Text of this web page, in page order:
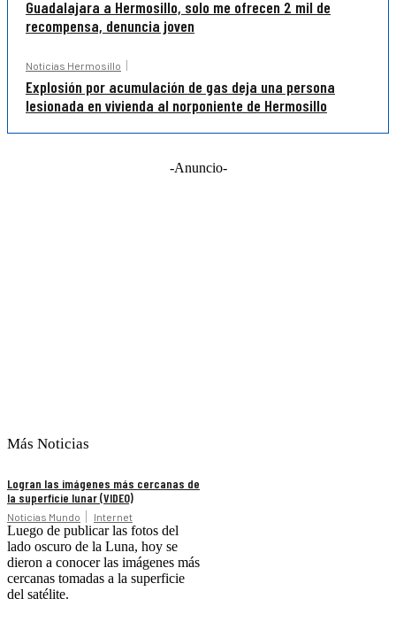
Guadalajara a Hermosillo, solo me ofrecen 2 mil de
recompensa, denuncia joven
Noticias Hermosillo
Explosión por acumulación de gas deja una persona
lesionada en vivienda al norponiente de Hermosillo
-Anuncio-
Más Noticias
Logran las imágenes más cercanas de
la superficie lunar (VIDEO)
Noticias Mundo Internet
Luego de publicar las fotos del
lado oscuro de la Luna, hoy se
dieron a conocer las imágenes más
cercanas tomadas a la superficie
del satélite.